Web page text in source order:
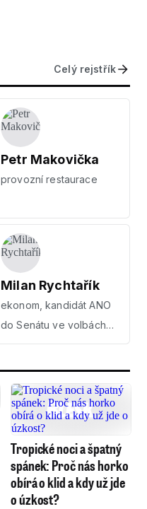
Celý rejstřík
Petr Makovička
provozní restaurace
Milan Rychtařík
ekonom, kandidát ANO
do Senátu ve volbách
2020
Tropické noci a špatný
spánek: Proč nás horko
obírá o klid a kdy už jde
o úzkost?